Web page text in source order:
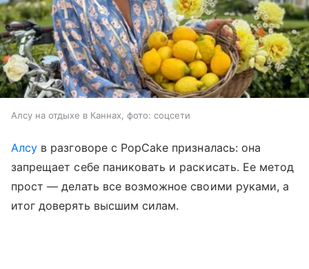
Алсу на отдыхе в Каннах, фото: соцсети
Алсу в разговоре с PopCake призналась: она
запрещает себе паниковать и раскисать. Ее метод
прост — делать все возможное своими руками, а
итог доверять высшим силам.